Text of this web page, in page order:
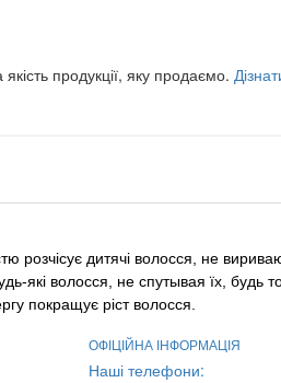
продукції, яку продаємо.
розчісує дитячі волосся, не
які волосся, не спутывая їх, будь
покращує ріст волосся.
ОФІЦІЙНА ІНФОРМАЦІЯ
Наші телефони: